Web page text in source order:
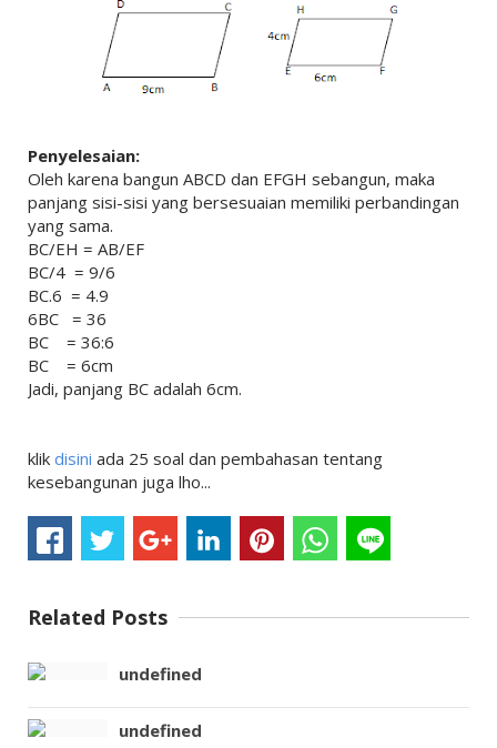
Penyelesaian:
Oleh karena bangun ABCD dan EFGH sebangun, maka
panjang sisi-sisi yang bersesuaian memiliki perbandingan
yang sama.
BC/EH = AB/EF
BC/4 = 9/6
BC.6 = 4.9
6BC = 36
BC = 36:6
BC = 6cm
Jadi, panjang BC adalah 6cm.
klik disini ada 25 soal dan pembahasan tentang
kesebangunan juga lho...
Related Posts
undefined
undefined